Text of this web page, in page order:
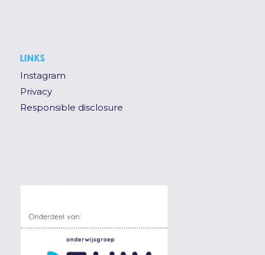
LINKS
Instagram
Privacy
Responsible disclosure